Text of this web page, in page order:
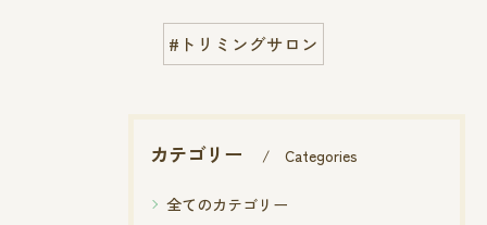
#トリミングサロン
カテゴリー Categories
全てのカテゴリー